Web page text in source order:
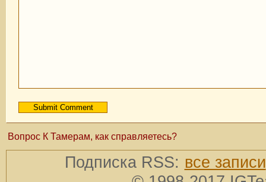
Вопрос К Тамерам, как справляетесь?
Подписка RSS: все записи